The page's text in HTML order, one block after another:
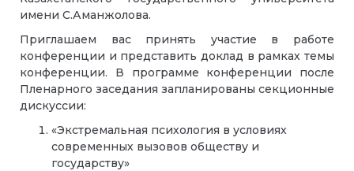
имени С.Аманжолова.
Приглашаем вас принять участие в работе
конференции и представить доклад в рамках темы
конференции. В программе конференции после
Пленарного заседания запланированы секционные
дискуссии:
«Экстремальная психология в условиях
современных вызовов обществу и
государству»